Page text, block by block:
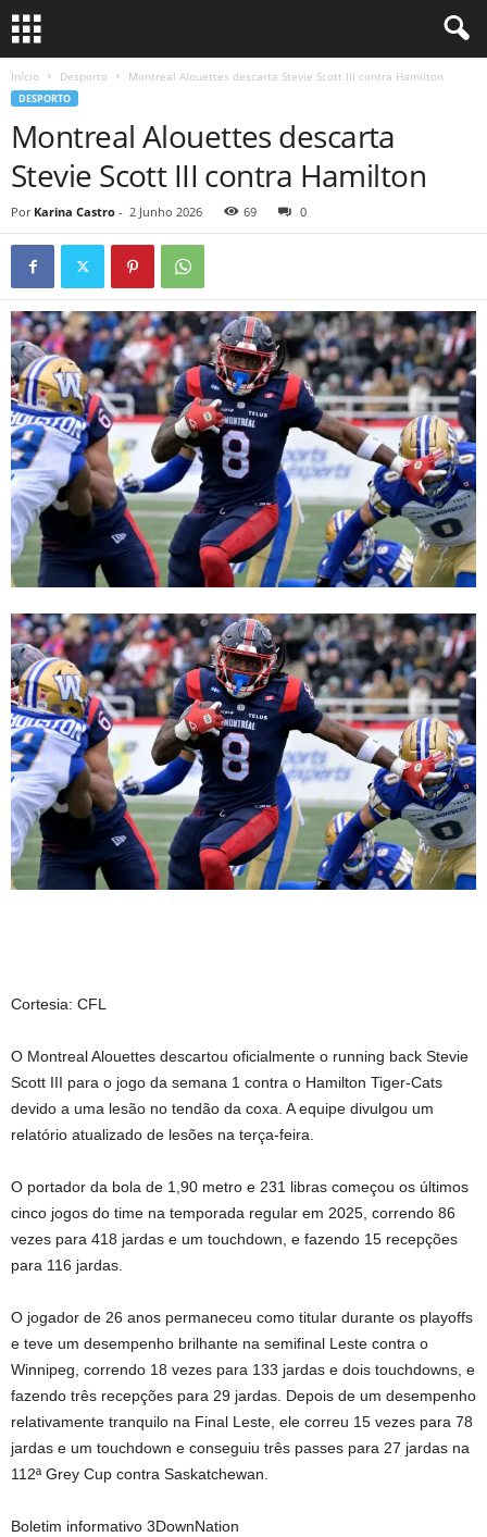
Início Desporto Montreal Alouettes descarta Stevie Scott III contra Hamilton
DESPORTO
Montreal Alouettes descarta
Stevie Scott III contra Hamilton
Por Karina Castro - 2 Junho 2026 69 0
Cortesia: CFL
O Montreal Alouettes descartou oficialmente o running back Stevie
Scott III para o jogo da semana 1 contra o Hamilton Tiger-Cats
devido a uma lesão no tendão da coxa. A equipe divulgou um
relatório atualizado de lesões na terça-feira.
O portador da bola de 1,90 metro e 231 libras começou os últimos
cinco jogos do time na temporada regular em 2025, correndo 86
vezes para 418 jardas e um touchdown, e fazendo 15 recepções
para 116 jardas.
O jogador de 26 anos permaneceu como titular durante os playoffs
e teve um desempenho brilhante na semifinal Leste contra o
Winnipeg, correndo 18 vezes para 133 jardas e dois touchdowns, e
fazendo três recepções para 29 jardas. Depois de um desempenho
relativamente tranquilo na Final Leste, ele correu 15 vezes para 78
jardas e um touchdown e conseguiu três passes para 27 jardas na
112ª Grey Cup contra Saskatchewan.
Boletim informativo 3DownNation